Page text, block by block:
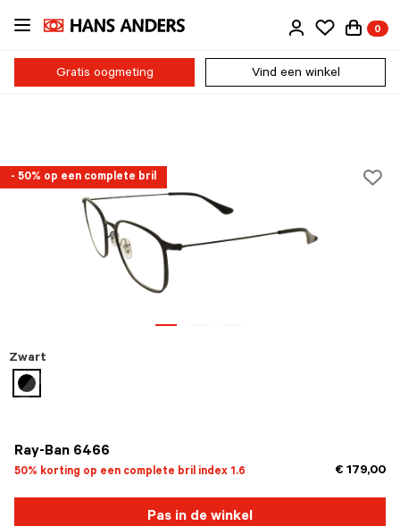
Ga
naar
inhoud
0
Gratis oogmeting Vind een winkel
- 50% op een complete bril
Ray-Ban 6466
50% korting op een complete bril index 1.6 € 179,00
Zwart
geselecteerd
Pas in de winkel